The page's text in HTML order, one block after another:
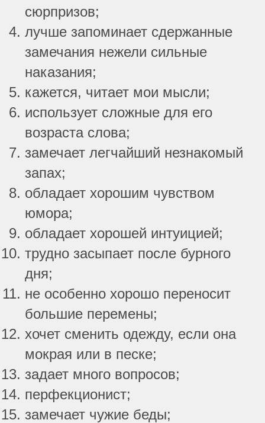
сюрпризов;
лучше запоминает сдержанные
замечания нежели сильные
наказания;
кажется, читает мои мысли;
использует сложные для его
возраста слова;
замечает легчайший незнакомый
запах;
обладает хорошим чувством
юмора;
обладает хорошей интуицией;
трудно засыпает после бурного
дня;
не особенно хорошо переносит
большие перемены;
хочет сменить одежду, если она
мокрая или в песке;
задает много вопросов;
перфекционист;
замечает чужие беды;